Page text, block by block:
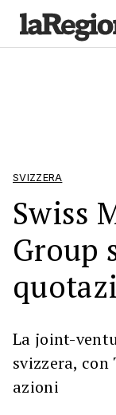
SVIZZERA
Swiss
Group
La joint-
svizzera, con
azioni